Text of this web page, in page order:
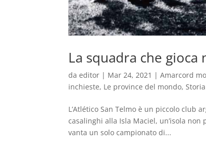
La squadra che
daeditor | Mar 24, 2021 |Amarcord
inchieste, Le province del mondo,
L’Atlético San Telmo è un piccolo
casalinghi alla Isla Maciel, un’isola
vanta un solo campionato di...